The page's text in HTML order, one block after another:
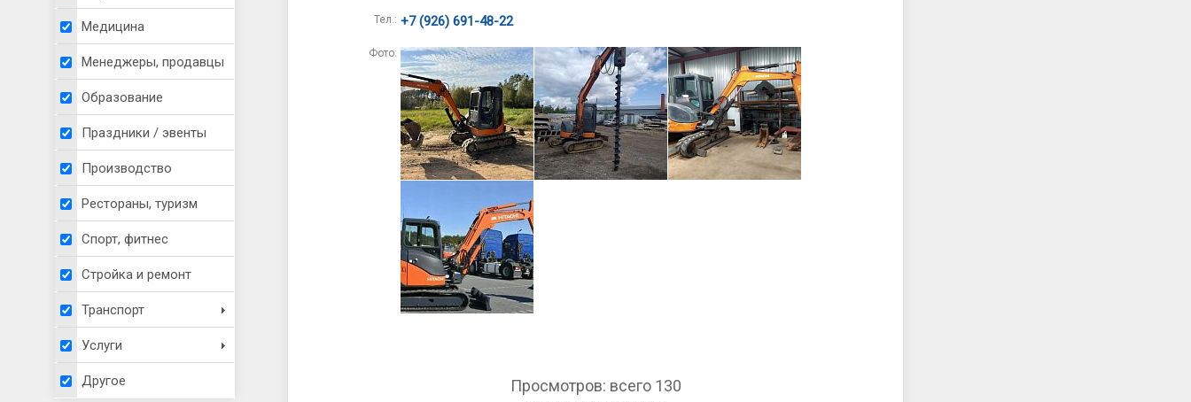
Медицина
Менеджеры, продавцы
Образование
Праздники / эвенты
Производство
Рестораны, туризм
Спорт, фитнес
Стройка и ремонт
Транспорт
Услуги
Другое
Тел.: +7 (926) 691-48-22
Фото:
Просмотров: всего 130